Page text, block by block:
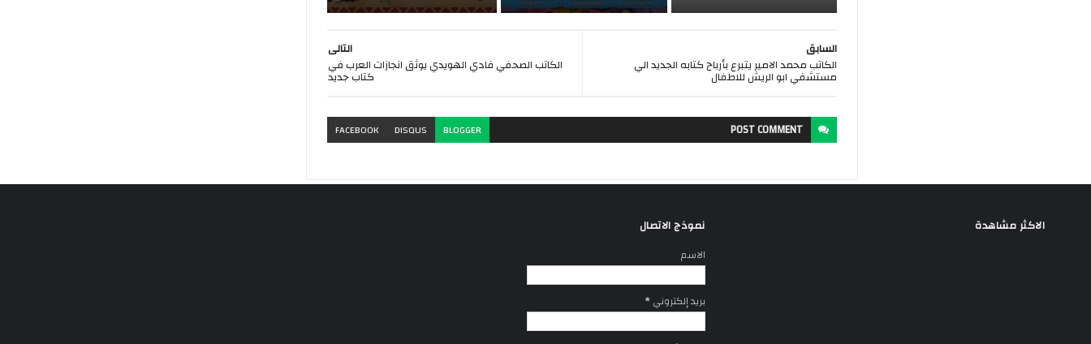
التالى
الكاتب الصحفي فادي الهويدي يوثق انجازات العرب في
كتاب جديد
السابق
الكاتب محمد الامير يتبرع بأرباح كتابه الجديد الي
مستشفي ابو الريش للاطفال
POSTCOMMENT
BLOGGER
DISQUS
FACEBOOK
الاكثر مشاهدة نموذج الاتصال
الاسم
بريد إلكتروني*